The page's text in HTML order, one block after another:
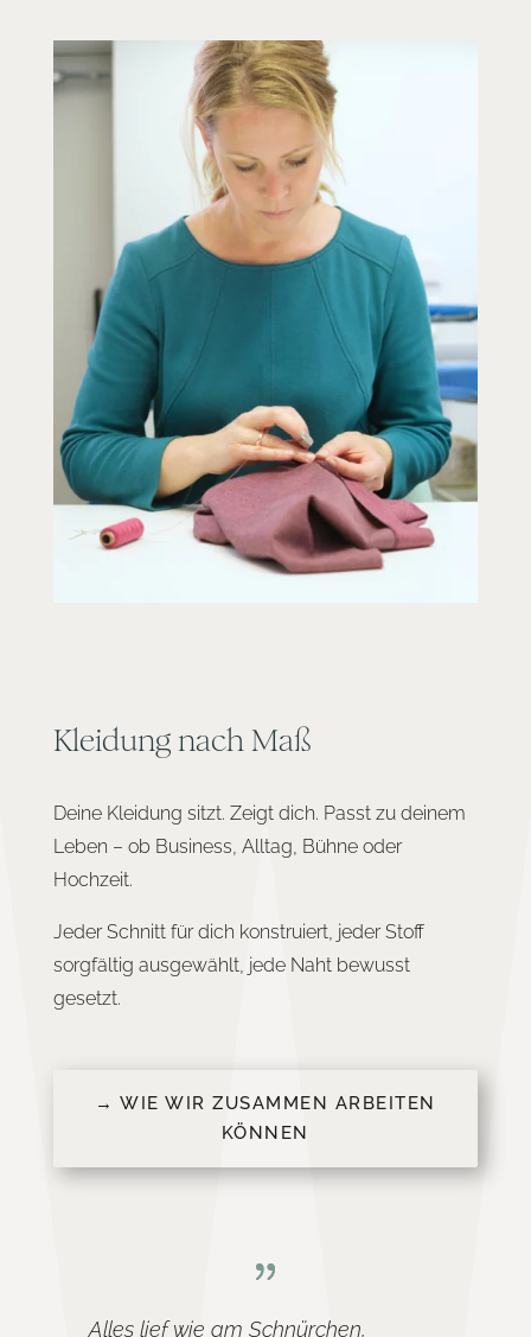
Kleidung nach Maß
Deine Kleidung sitzt. Zeigt dich. Passt zu deinem
Leben – ob Business, Alltag, Bühne oder
Hochzeit.
Jeder Schnitt für dich konstruiert, jeder Stoff
sorgfältig ausgewählt, jede Naht bewusst
gesetzt.
→ WIE WIR ZUSAMMEN ARBEITEN
KÖNNEN
Alles lief wie am Schnürchen,